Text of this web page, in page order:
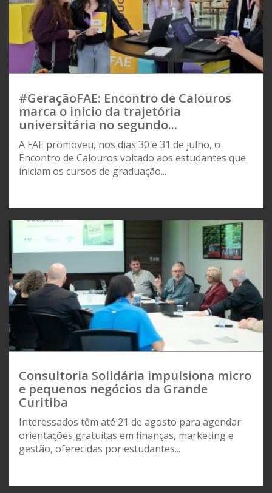
#GeraçãoFAE: Encontro de Calouros
marca o início da trajetória
universitária no segundo...
A FAE promoveu, nos dias 30 e 31 de julho, o
Encontro de Calouros voltado aos estudantes que
iniciam os cursos de graduação...
Consultoria Solidária impulsiona micro
e pequenos negócios da Grande
Curitiba
Interessados têm até 21 de agosto para agendar
orientações gratuitas em finanças, marketing e
gestão, oferecidas por estudantes...